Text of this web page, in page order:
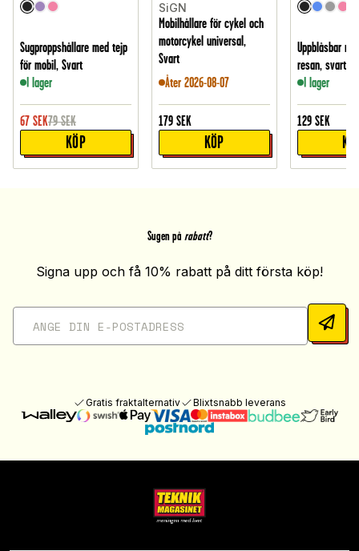
Sugproppshållare med tejp
för mobil, Svart
I lager
67 SEK79 SEK
KÖP
SiGN
Mobilhållare för cykel och
motorcykel universal,
Svart
Åter 2026-08-07
179 SEK
KÖP
Uppblåsbar
resan, svart
I lager
129 SEK
Sugen på rabatt?
Signa upp och få 10% rabatt på ditt första köp!
Gratis fraktalternativ Blixtsnabb leverans